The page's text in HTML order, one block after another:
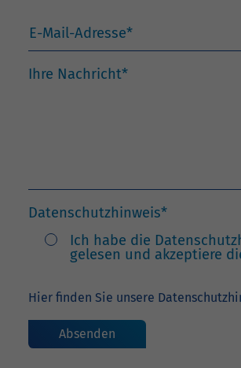
E-Mail-Adresse*
Ihre Nachricht*
Datenschutzhinweis*
Ich habe die
gelesen und akzeptiere
Hier finden Sie unsere